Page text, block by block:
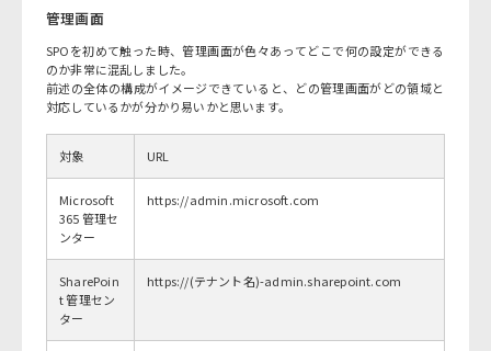
管理画面
SPOを初めて触った時、管理画面が色々あってどこで何の設定ができる
のか非常に混乱しました。
前述の全体の構成がイメージできていると、どの管理画面がどの領域と
対応しているかが分かり易いかと思います。
対象 URL
Microsoft
365 管理セ
ンター
https://admin.microsoft.com
SharePoin
t 管理セン
ター
https://(テナント名)-admin.sharepoint.com